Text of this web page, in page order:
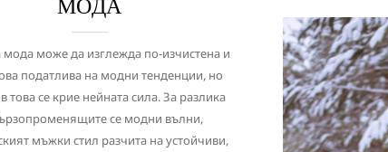
МОДА
може да изглежда по-изчистена и
податлива на модни тенденции, но
това се крие нейната сила. За разлика
се модни вълни,
мъжки стил разчита на устойчиви,